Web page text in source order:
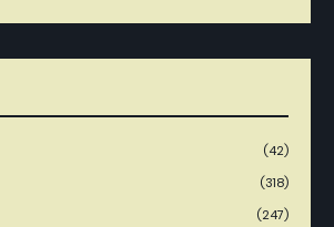
(42)
(318)
(247)